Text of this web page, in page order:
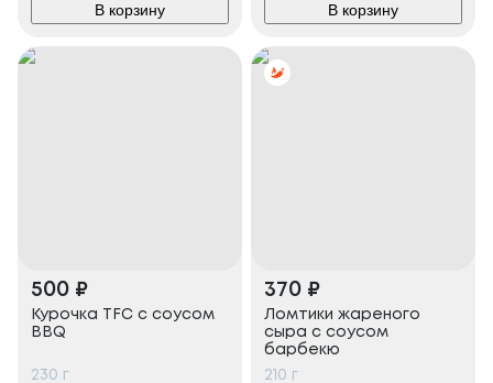
В корзину В корзину
500 ₽
Курочка TFC с соусом
BBQ
230 г
370 ₽
Ломтики жареного
сыра с соусом
барбекю
210 г